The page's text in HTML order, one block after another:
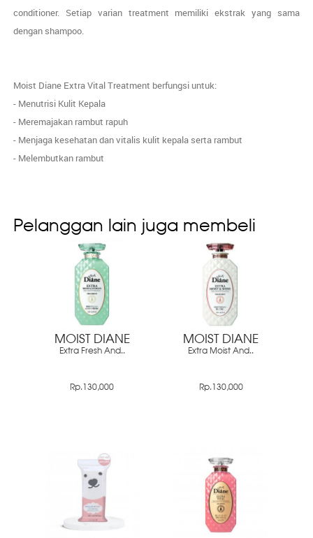
conditioner. Setiap varian treatment memiliki ekstrak yang sama
dengan shampoo.
Moist Diane Extra Vital Treatment berfungsi untuk:
- Menutrisi Kulit Kepala
- Meremajakan rambut rapuh
- Menjaga kesehatan dan vitalis kulit kepala serta rambut
- Melembutkan rambut
Pelanggan lain juga membeli
MOIST DIANE
Extra Fresh And..
Rp.130,000
MOIST DIANE
Extra Moist And..
Rp.130,000